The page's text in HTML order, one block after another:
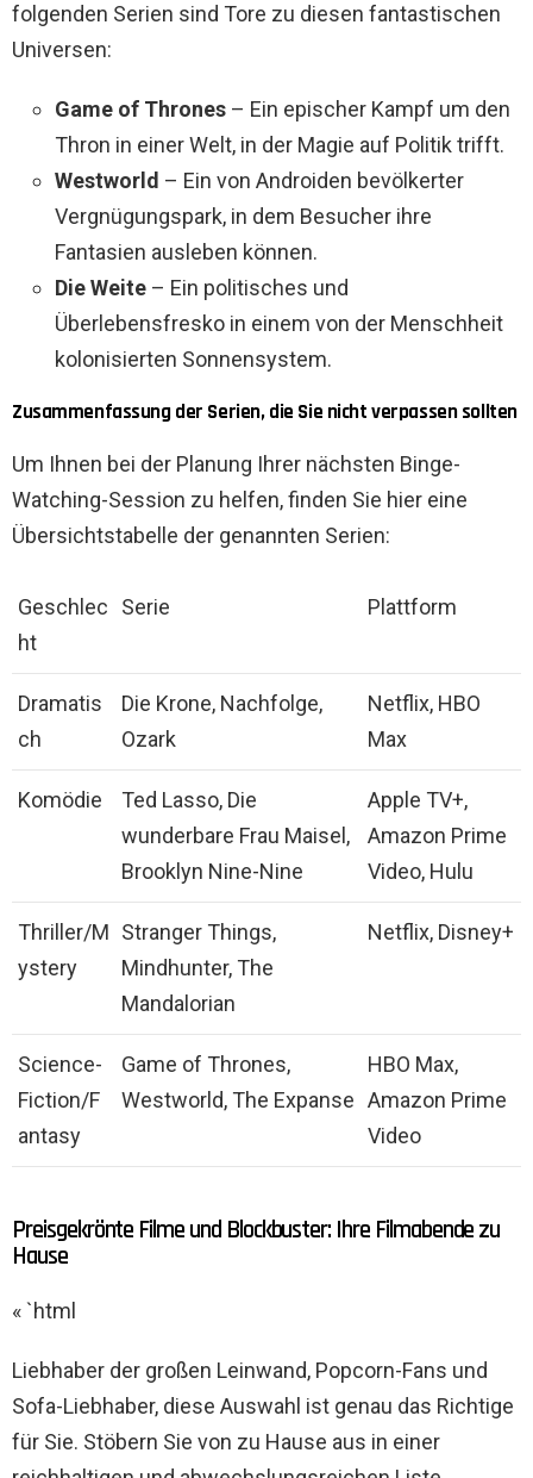
folgenden Serien sind Tore zu diesen fantastischen
Universen:
Game of Thrones – Ein epischer Kampf um den
Thron in einer Welt, in der Magie auf Politik trifft.
Westworld – Ein von Androiden bevölkerter
Vergnügungspark, in dem Besucher ihre
Fantasien ausleben können.
Die Weite – Ein politisches und
Überlebensfresko in einem von der Menschheit
kolonisierten Sonnensystem.
Zusammenfassung der Serien, die Sie nicht verpassen sollten
Um Ihnen bei der Planung Ihrer nächsten Binge-
Watching-Session zu helfen, finden Sie hier eine
Übersichtstabelle der genannten Serien:
Geschlec
ht
Serie Plattform
Dramatis
ch
Die Krone, Nachfolge,
Ozark
Netflix, HBO
Max
Komödie
Ted Lasso, Die
wunderbare Frau Maisel,
Brooklyn Nine-Nine
Apple TV+,
Amazon Prime
Video, Hulu
Thriller/M
ystery
Stranger Things,
Mindhunter, The
Mandalorian
Netflix, Disney+
Science-
Fiction/F
antasy
Game of Thrones,
Westworld, The Expanse
HBO Max,
Amazon Prime
Video
Preisgekrönte Filme und Blockbuster: Ihre Filmabende zu
Hause
« `html
Liebhaber der großen Leinwand, Popcorn-Fans und
Sofa-Liebhaber, diese Auswahl ist genau das Richtige
für Sie. Stöbern Sie von zu Hause aus in einer